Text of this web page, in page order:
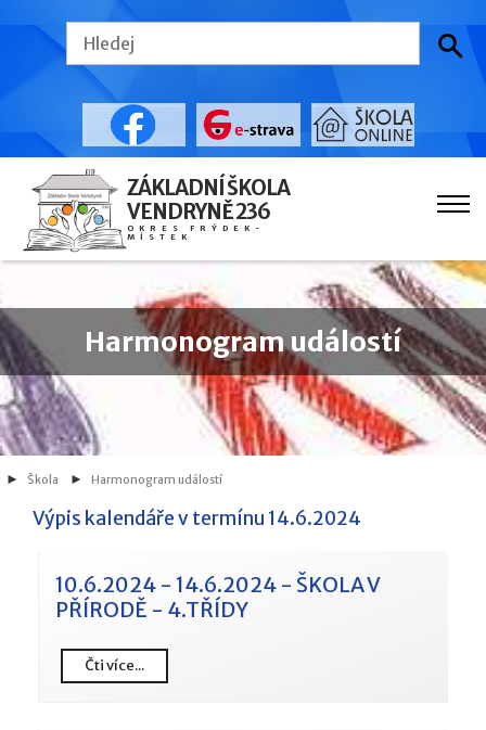
ZÁKLADNÍ ŠKOLA
VENDRYNĚ 236
OKRES FRÝDEK-
MÍSTEK
Harmonogram událostí
Škola Harmonogram událostí
Výpis kalendáře v termínu 14.6.2024
10.6.2024 - 14.6.2024 - ŠKOLA V
PŘÍRODĚ - 4.TŘÍDY
Čti více...